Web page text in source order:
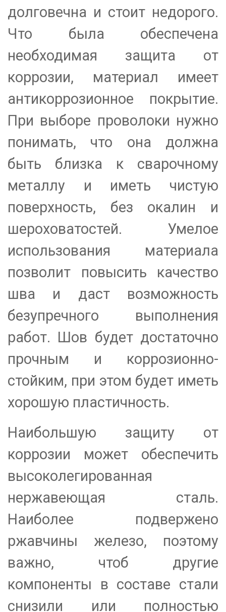
долговечна и стоит недорого.
Что была обеспечена
необходимая защита от
коррозии, материал имеет
антикоррозионное покрытие.
При выборе проволоки нужно
понимать, что она должна
быть близка к сварочному
металлу и иметь чистую
поверхность, без окалин и
шероховатостей. Умелое
использования материала
позволит повысить качество
шва и даст возможность
безупречного выполнения
работ. Шов будет достаточно
прочным и коррозионно-
стойким, при этом будет иметь
хорошую пластичность.
Наибольшую защиту от
коррозии может обеспечить
высоколегированная
нержавеющая сталь.
Наиболее подвержено
ржавчины железо, поэтому
важно, чтоб другие
компоненты в составе стали
снизили или полностью